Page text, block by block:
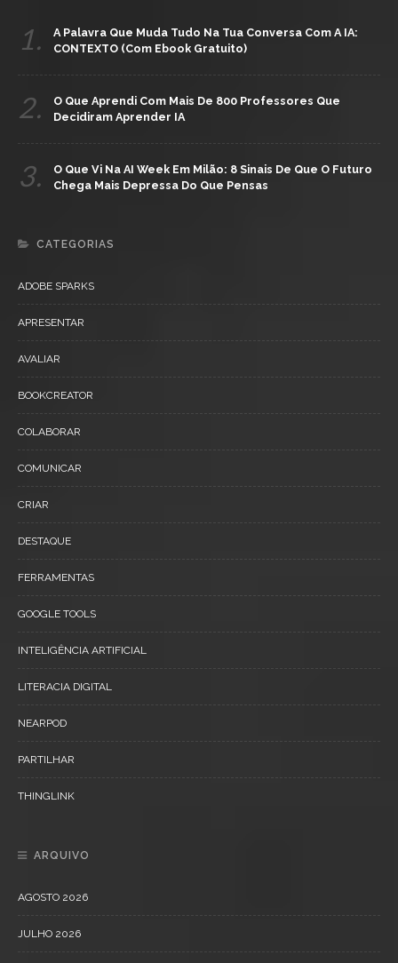
1.
A Palavra Que Muda Tudo Na Tua Conversa Com A IA:
CONTEXTO (com Ebook Gratuito)
2.
O Que Aprendi Com Mais De 800 Professores Que
Decidiram Aprender IA
3.
O Que Vi Na AI Week Em Milão: 8 Sinais De Que O Futuro
Chega Mais Depressa Do Que Pensas
CATEGORIAS
ADOBE SPARKS
APRESENTAR
AVALIAR
BOOKCREATOR
COLABORAR
COMUNICAR
CRIAR
DESTAQUE
FERRAMENTAS
GOOGLE TOOLS
INTELIGÊNCIA ARTIFICIAL
LITERACIA DIGITAL
NEARPOD
PARTILHAR
THINGLINK
ARQUIVO
AGOSTO 2026
JULHO 2026